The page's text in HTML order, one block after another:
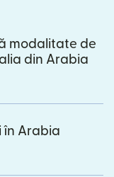
modalitate de
din Arabia
în Arabia